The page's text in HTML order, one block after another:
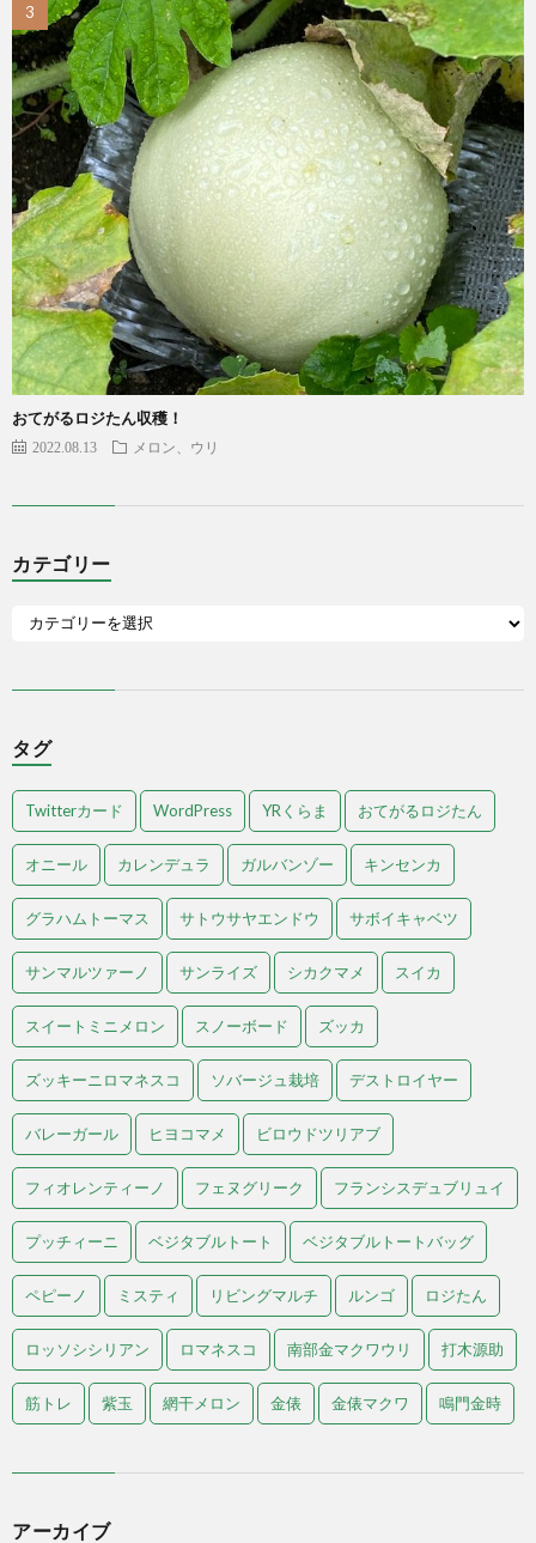
おてがるロジたん収穫！
2022.08.13 メロン、ウリ
カテゴリー
タグ
Twitterカード WordPress YRくらま おてがるロジたん
オニール カレンデュラ ガルバンゾー キンセンカ
グラハムトーマス サトウサヤエンドウ サボイキャベツ
サンマルツァーノ サンライズ シカクマメ スイカ
スイートミニメロン スノーボード ズッカ
ズッキーニロマネスコ ソバージュ栽培 デストロイヤー
バレーガール ヒヨコマメ ビロウドツリアブ
フィオレンティーノ フェヌグリーク フランシスデュブリュイ
プッチィーニ ベジタブルトート ベジタブルトートバッグ
ペピーノ ミスティ リビングマルチ ルンゴ ロジたん
ロッソシシリアン ロマネスコ 南部金マクワウリ 打木源助
筋トレ 紫玉 網干メロン 金俵 金俵マクワ 鳴門金時
アーカイブ